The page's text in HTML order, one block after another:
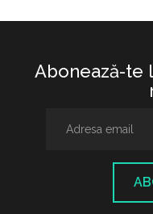
Abonează-te